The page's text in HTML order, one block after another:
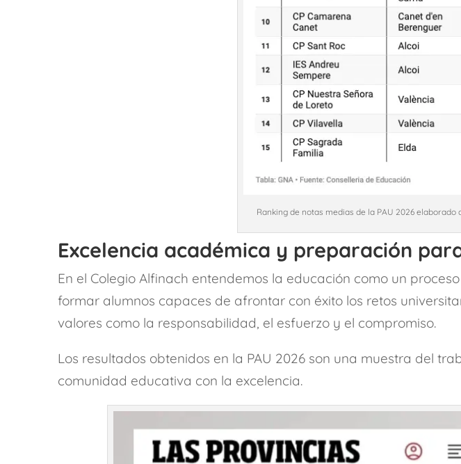
Ranking de notas medias de la PAU 2026
Excelencia académica y preparación
En el Colegio Alfinach entendemos la educación como un
formar alumnos capaces de afrontar con éxito los retos
valores como la responsabilidad, el esfuerzo y el compromiso.
Los resultados obtenidos en la PAU 2026 son una muestra del
comunidad educativa con la excelencia.